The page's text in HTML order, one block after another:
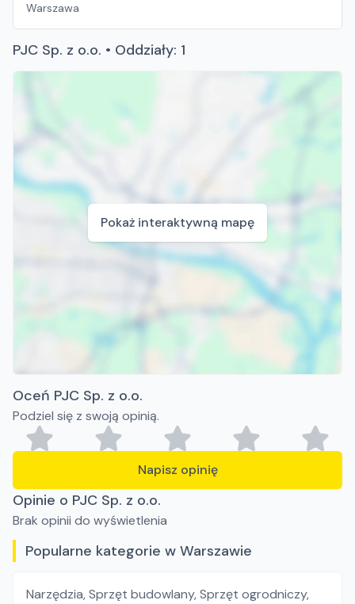
Warszawa
PJC Sp. z o.o. • Oddziały: 1
Pokaż interaktywną mapę
Oceń PJC Sp. z o.o.
Podziel się z swoją opinią.
Napisz opinię
Opinie o PJC Sp. z o.o.
Brak opinii do wyświetlenia
Popularne kategorie w Warszawie
Narzędzia,Sprzęt budowlany,Sprzęt ogrodniczy,